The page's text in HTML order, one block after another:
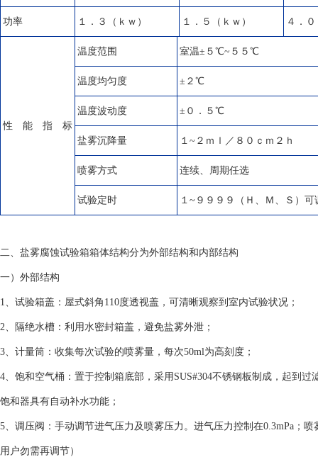
功率 １．３（ｋｗ） １．５（ｋｗ） ４．
性 能 指 标
温度范围 室温±５℃~５５℃
温度均匀度 ±２℃
温度波动度 ±０．５℃
盐雾沉降量 １~２ｍｌ／８０ｃｍ２ｈ
喷雾方式 连续、周期任选
试验定时 １~９９９９（Ｈ、Ｍ、Ｓ）可
二、盐雾腐蚀试验箱箱体结构分为外部结构和内部结构
一）外部结构
1、试验箱盖：屋式斜角110度透视盖，可清晰观察到室内试验状况；
2、隔绝水槽：利用水密封箱盖，避免盐雾外泄；
3、计量筒：收集每次试验的喷雾量，每次50ml为高刻度；
4、饱和空气桶：置于控制箱底部，采用SUS#304不锈钢板制成，起到
饱和器具有自动补水功能；
5、调压阀：手动调节进气压力及喷雾压力。进气压力控制在0.3mPa；
用户勿需再调节）